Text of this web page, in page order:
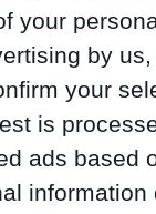
your
by
your
is
ads based